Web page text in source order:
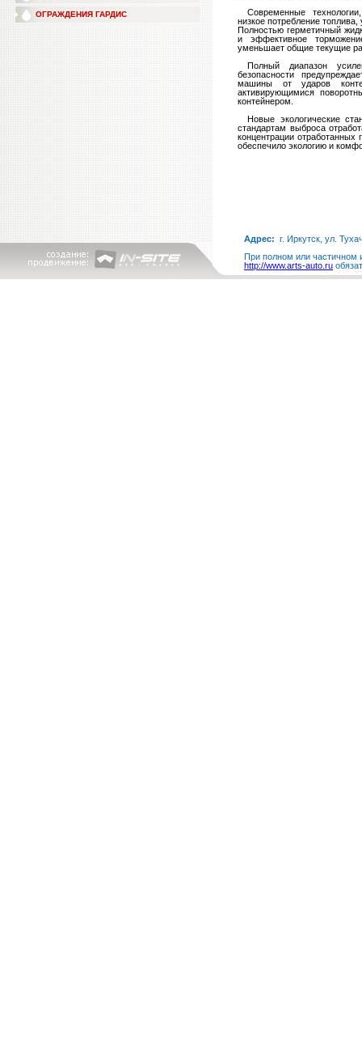
ОГРАЖДЕНИЯ ГАРДИС
Современные
низкое потребление
Полностью герметичный
и эффективное
уменьшает общие текущие
Полный диапазон
безопасности
машины от ударов
активирующимися
контейнером.
Новые экологические
стандартам выброса
концентрации отработанных
обеспечило экологию и
Адрес: г. Иркутск, ул.
При полном или частичном
http://www.arts-auto.ru